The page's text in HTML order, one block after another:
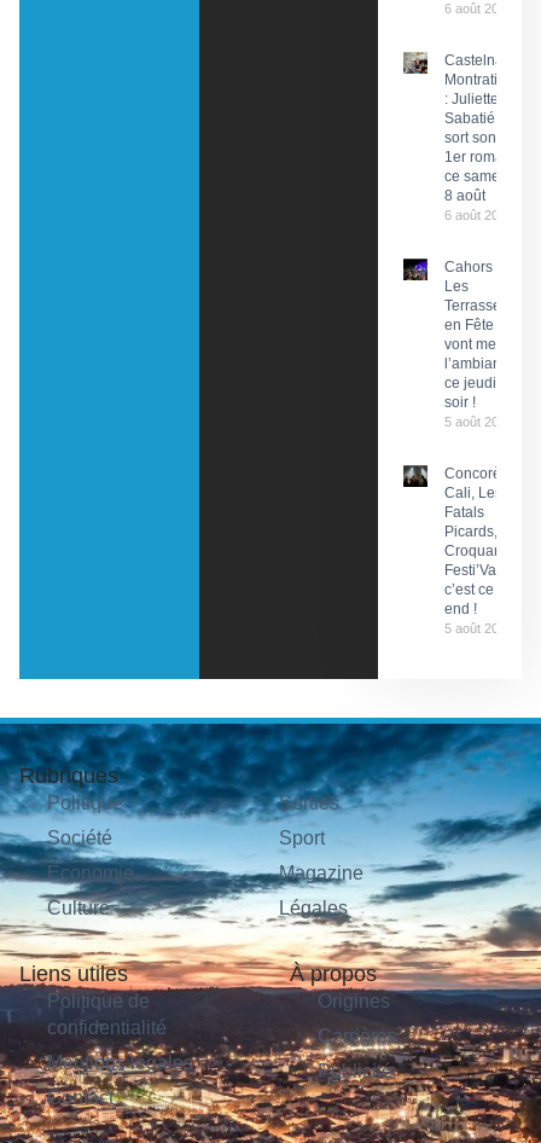
6 août 2026
Castelnau-
Montratier
: Juliette
Sabatié
sort son
1er roman
ce samedi
8 août
6 août 2026
Cahors :
Les
Terrasses
en Fête
vont mettre
l’ambiance
ce jeudi
soir !
5 août 2026
Concorès :
Cali, Les
Fatals
Picards, Les
Croquants…
Festi’ValCéou,
c’est ce week-
end !
5 août 2026
Rubriques
Politique
Société
Économie
Culture
Sorties
Sport
Magazine
Légales
Liens utiles
Politique de
confidentialité
Mentions légales
Contact
À propos
Origines
Carrières
Publicité